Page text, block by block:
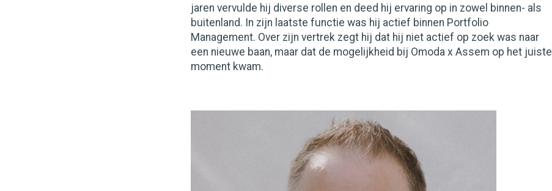
jaren vervulde hij diverse rollen en deed hij ervaring op in zowel binnen- als
buitenland. In zijn laatste functie was hij actief binnen Portfolio
Management. Over zijn vertrek zegt hij dat hij niet actief op zoek was naar
een nieuwe baan, maar dat de mogelijkheid bij Omoda x Assem op het juiste
moment kwam.